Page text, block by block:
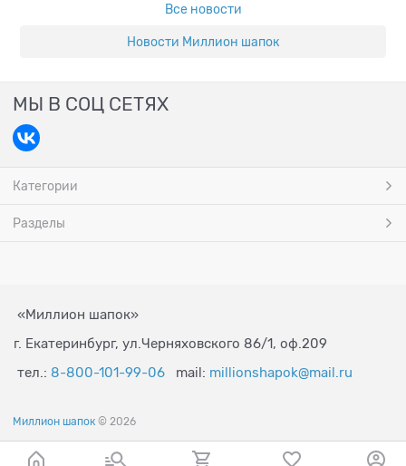
Все новости
Новости Миллион шапок
МЫ В СОЦ СЕТЯХ
Категории
Разделы
«Миллион шапок»
г. Екатеринбург, ул.Черняховского 86/1, оф.209
тел.: 8-800-101-99-06 mail: millionshapok@mail.ru
Миллион шапок © 2026